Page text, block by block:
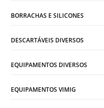
BORRACHAS E SILICONES
DESCARTÁVEIS DIVERSOS
EQUIPAMENTOS DIVERSOS
EQUIPAMENTOS VIMIG